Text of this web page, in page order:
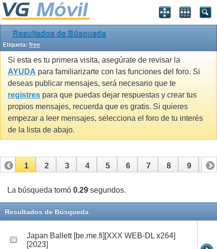
Resultados de Búsqueda
Etiqueta: free
Si esta es tu primera visita, asegúrate de revisar la
AYUDA para familiarizarte con las funciones del foro. Si
deseas publicar mensajes, será necesario que te
registres para que puedas dejar respuestas y crear tus
propios mensajes, recuerda que es gratis. Si quieres
empezar a leer mensajes, selecciona el foro de tu interés
de la lista de abajo.
1 2 3 4 5 6 7 8 9 10
11 12 13 14
La búsqueda tomó 0.29 segundos.
Resultados de Búsqueda
Japan Ballett [be.me.fi][XXX WEB-DL x264]
[2023]